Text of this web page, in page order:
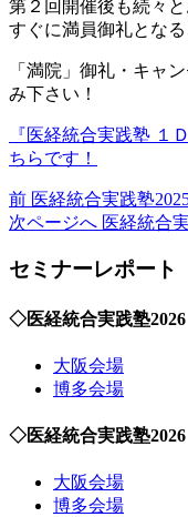
第２回開催後も続々
すぐに満員御礼とな
「満院」御礼・キャ
み下さい！
『医経統合実践塾 １
ちらです！
前 前
の
稿:
医経統合実践塾
次ページへ 次
投
医経統合
セミナーレポート
◇医経統合実践塾
大阪会場
博多会場
◇医経統合実践塾
大阪会場
博多会場